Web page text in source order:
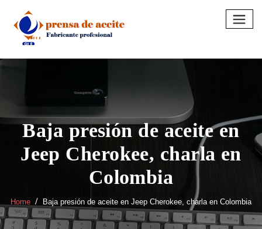
content
Baja presión de aceite en
Jeep Cherokee, charla en
Colombia
Home Baja presión de aceite en Jeep Cherokee, charla en Colombia